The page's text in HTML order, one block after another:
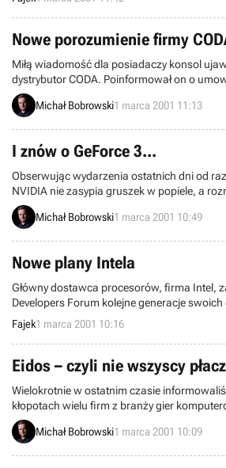
odstraszyć wszystkich miłośników
Nowe porozumienie firmy
Miłą wiadomość dla posiadaczy konsol
dystrybutor CODA. Poinformował on o
dotyczącą wyłącznej dystrybucji gier na PS1 i
Michał Bobrowski1 marca 2001 11:13
I znów o GeForce 3...
Obserwując wydarzenia ostatnich dni od
NVIDIA nie zasypia gruszek w popiele, a
gier na temat wykorzystania nowej karty
długo przed pierwszym,
Michał Bobrowski1 marca 2001 10:49
Nowe plany Intela
Główny dostawca procesorów, firma Intel,
Developers Forum kolejne generacje
poinformował również, które procesory
produkcji w najbliższej przyszłości.
Fajek1 marca 2001 10:16
Eidos – czyli nie wszyscy
Wielokrotnie w ostatnim czasie
kłopotach wielu firm z branży gier
zanotowały straty finansowe za rok 2000.
wszystkie, czego koronnym przykładem jest
Michał Bobrowski1 marca 2001 10:09